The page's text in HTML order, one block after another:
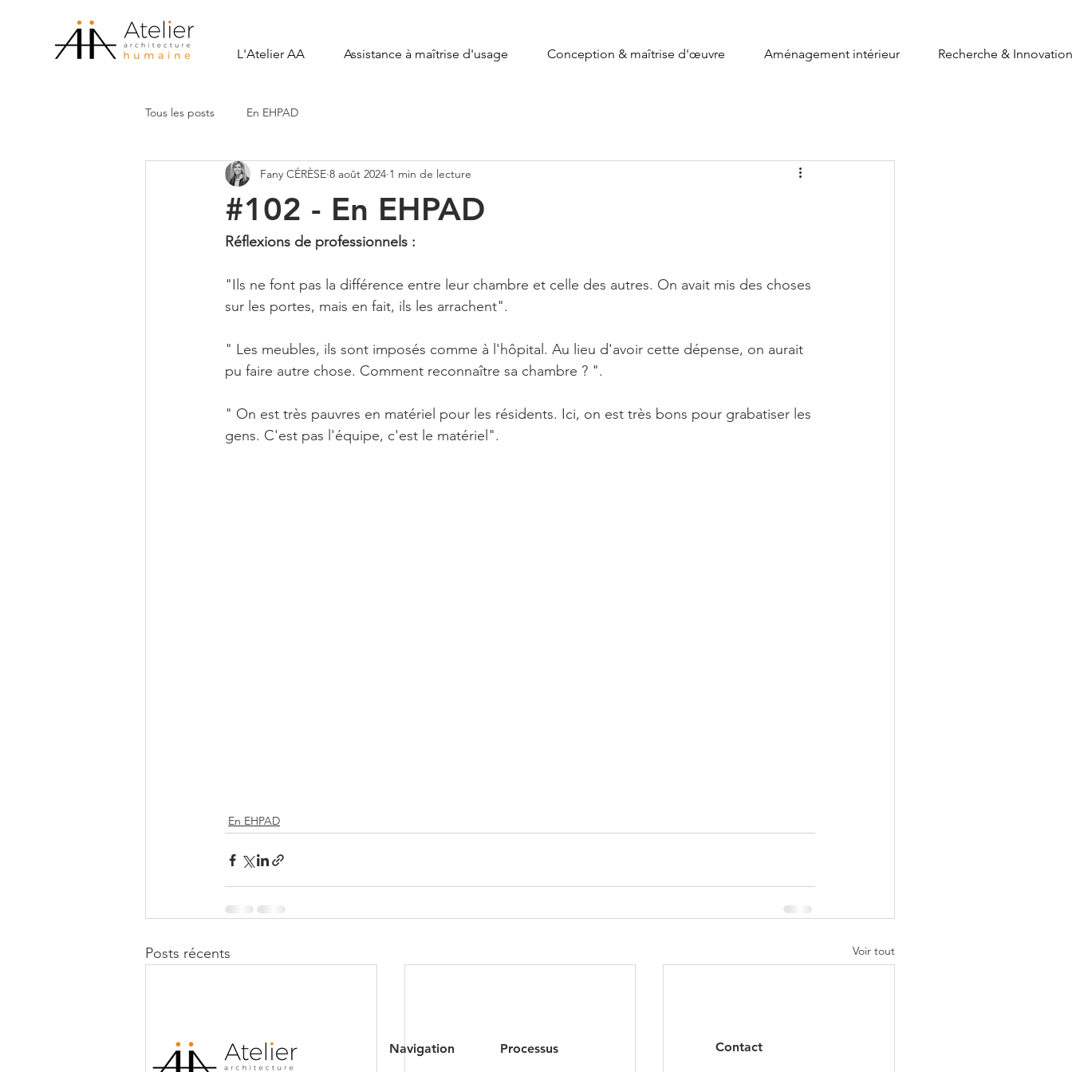
L'Atelier AA Assistance à maîtrise d'usage Conception & maîtrise d'œuvre Aménagement intérieur Recherche & Innovation
Tous les posts En EHPAD
#102 - En EHPAD
Fany CÉRÈSE 8 août 2024 1 min de lecture
Réflexions de professionnels :
"Ils ne font pas la différence entre leur chambre et celle des autres. On avait mis des choses
sur les portes, mais en fait, ils les arrachent".
" Les meubles, ils sont imposés comme à l'hôpital. Au lieu d'avoir cette dépense, on aurait
pu faire autre chose. Comment reconnaître sa chambre ? ".
" On est très pauvres en matériel pour les résidents. Ici, on est très bons pour grabatiser les
gens. C'est pas l'équipe, c'est le matériel".
En EHPAD
Posts récents Voir tout
Navigation Processus Contact